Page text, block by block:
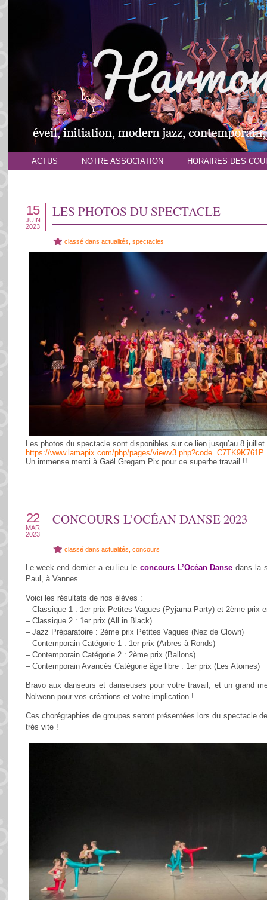
ACTUS NOTRE ASSOCIATION HORAIRES DES
LES PHOTOS DU SPECTACLE
15
JUIN
2023
classé dans actualités spectacles
Les photos du spectacle sont disponibles sur ce lien jusqu’au 8
https://www.lamapix.com/php/pages/viewv3.php?code=C7TK9K761P
Un immense merci à Gaël Gregam Pix pour ce superbe travail !!
CONCOURS L’OCÉAN DANSE 2023
22
MAR
2023
classé dans actualités concours
Le week-end dernier a eu lieu le concours L’Océan Danse dans la
Paul, à Vannes.
Voici les résultats de nos élèves :
– Classique 1 : 1er prix Petites Vagues (Pyjama Party) et 2ème prix
– Classique 2 : 1er prix (All in Black)
– Jazz Préparatoire : 2ème prix Petites Vagues (Nez de Clown)
– Contemporain Catégorie 1 : 1er prix (Arbres à Ronds)
– Contemporain Catégorie 2 : 2ème prix (Ballons)
– Contemporain Avancés Catégorie âge libre : 1er prix (Les Atomes)
Bravo aux danseurs et danseuses pour votre travail, et un grand
Nolwenn pour vos créations et votre implication !
Ces chorégraphies de groupes seront présentées lors du spectacle
très vite !